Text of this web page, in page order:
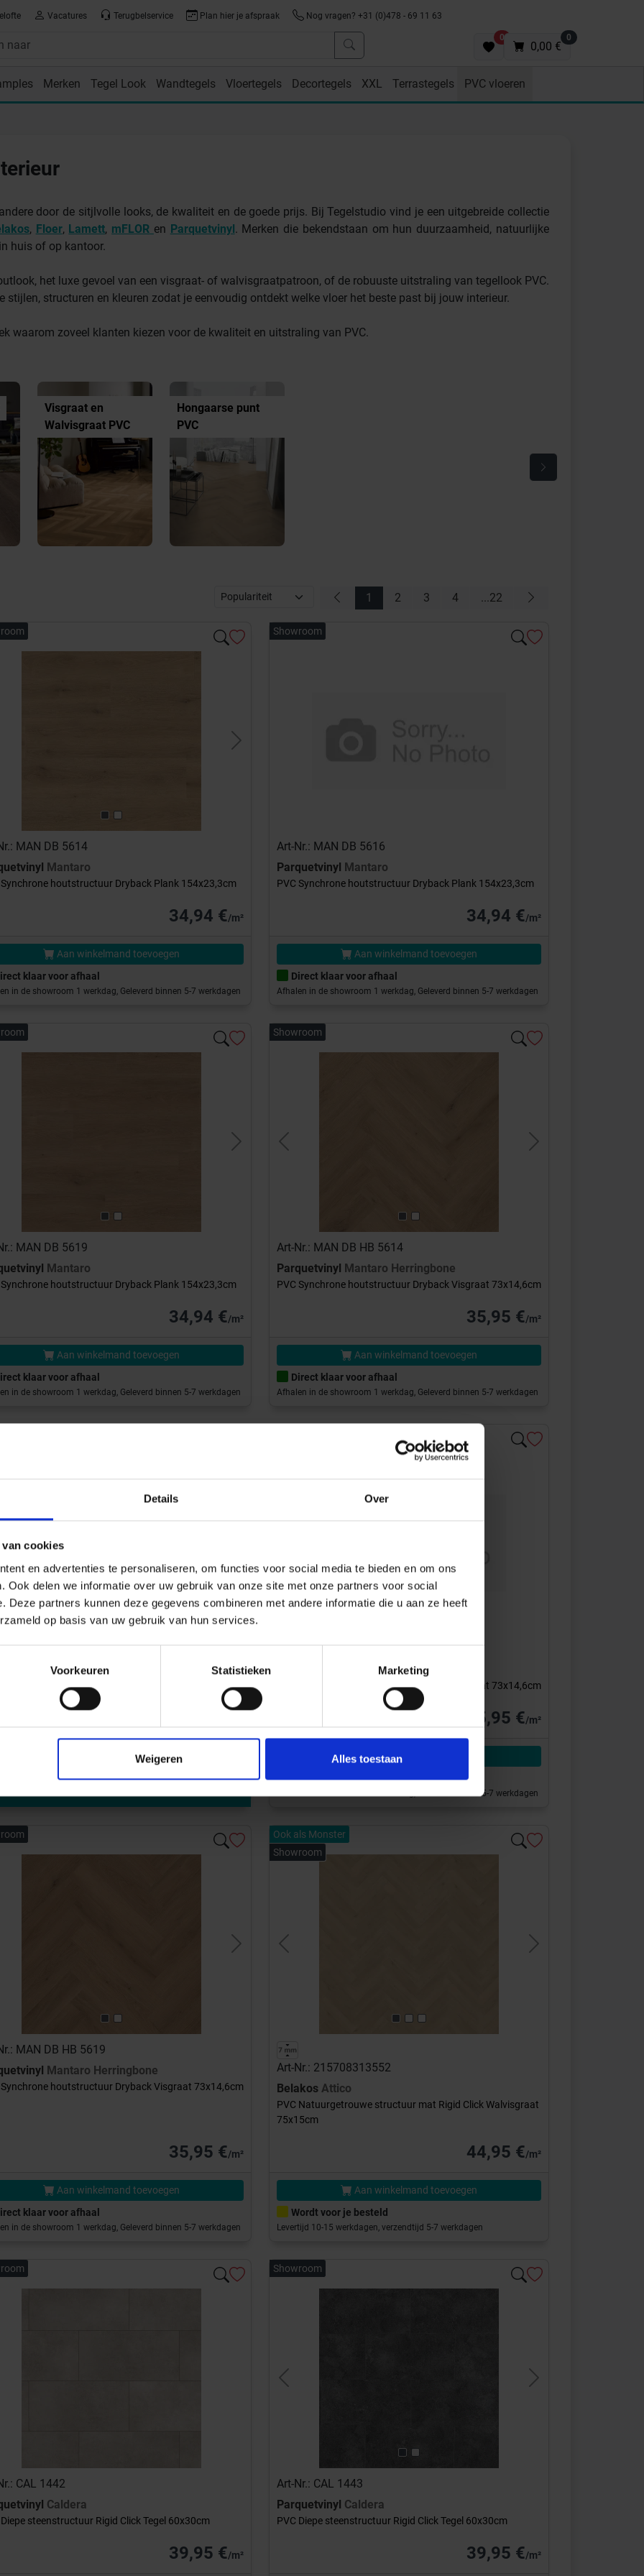
Details Over
van cookies
en advertenties te personaliseren, om functies voor social media te bieden en om ons
Ook delen we informatie over uw gebruik van onze site met onze partners voor social
Deze partners kunnen deze gegevens combineren met andere informatie die u aan ze heeft
op basis van uw gebruik van hun services.
Voorkeuren Statistieken Marketing
Weigeren Alles toestaan
Vacatures Terugbelservice Plan hier je afspraak Nog vragen? +31 (0)478 - 69 11 63
0 0
0,00 €
Merken Tegel Look Wandtegels Vloertegels Decortegels XXL Terrastegels PVC vloeren
door de sitjlvolle looks, de kwaliteit en de goede prijs. Bij Tegelstudio vind je een uitgebreide collectie
, Floer, Lamett, mFLOR en Parquetvinyl. Merken die bekendstaan om hun duurzaamheid, natuurlijke
huis of op kantoor.
het luxe gevoel van een visgraat- of walvisgraatpatroon, of de robuuste uitstraling van tegellook PVC.
stijlen, structuren en kleuren zodat je eenvoudig ontdekt welke vloer het beste past bij jouw interieur.
waarom zoveel klanten kiezen voor de kwaliteit en uitstraling van PVC.
Visgraat en
Walvisgraat PVC
Hongaarse punt
PVC
1 2 3 4 ...22
Next
MAN DB 5614
Mantaro
Synchrone houtstructuur Dryback Plank 154x23,3cm
34,94 €/m²
Aan winkelmand toevoegen
klaar voor afhaal
in de showroom 1 werkdag, Geleverd binnen 5-7 werkdagen
Showroom
Art-Nr.: MAN DB 5616
Parquetvinyl Mantaro
PVC Synchrone houtstructuur Dryback Plank 154x23,3cm
34,94 €/m²
Aan winkelmand toevoegen
Direct klaar voor afhaal
Afhalen in de showroom 1 werkdag, Geleverd binnen 5-7 werkdagen
Next
MAN DB 5619
Mantaro
Synchrone houtstructuur Dryback Plank 154x23,3cm
34,94 €/m²
Aan winkelmand toevoegen
klaar voor afhaal
in de showroom 1 werkdag, Geleverd binnen 5-7 werkdagen
Showroom
Previous Next
Art-Nr.: MAN DB HB 5614
Parquetvinyl Mantaro Herringbone
PVC Synchrone houtstructuur Dryback Visgraat 73x14,6cm
35,95 €/m²
Aan winkelmand toevoegen
Direct klaar voor afhaal
Afhalen in de showroom 1 werkdag, Geleverd binnen 5-7 werkdagen
adres voor sanitair van de bekende A-
Het klinkt misschien een beetje gek; een
die ook sanitair verkoopt, maar daar
het enthousiasme en de ambitie van
medewerkers, krijg jij als klant het juiste
en de daarbij behorende producten te zien.
m² sanitair showroom
Meer dan 70 badkamer opstellingen
Ervaren verkoop adviseurs
Meer informatie
Art-Nr.: MAN DB HB 5616
Mantaro Herringbone
PVC Synchrone houtstructuur Dryback Visgraat 73x14,6cm
35,95 €/m²
Aan winkelmand toevoegen
Direct klaar voor afhaal
Afhalen in de showroom 1 werkdag, Geleverd binnen 5-7 werkdagen
Next
MAN DB HB 5619
Mantaro Herringbone
Synchrone houtstructuur Dryback Visgraat 73x14,6cm
35,95 €/m²
Aan winkelmand toevoegen
klaar voor afhaal
in de showroom 1 werkdag, Geleverd binnen 5-7 werkdagen
Ook als Monster
Showroom
Previous Next
Art-Nr.: 215708313552
Belakos Attico
PVC Natuurgetrouwe structuur mat Rigid Click Walvisgraat
75x15cm
44,95 €/m²
Aan winkelmand toevoegen
Wordt voor je besteld
Levertijd 10-15 werkdagen, verzendtijd 5-7 werkdagen
CAL 1442
Caldera
Diepe steenstructuur Rigid Click Tegel 60x30cm
39,95 €/m²
Showroom
Previous Next
Art-Nr.: CAL 1443
Parquetvinyl Caldera
PVC Diepe steenstructuur Rigid Click Tegel 60x30cm
39,95 €/m²